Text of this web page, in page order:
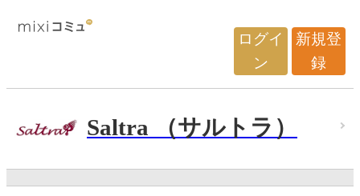
ログイ
ン
新規登
録
Saltra （サルトラ）